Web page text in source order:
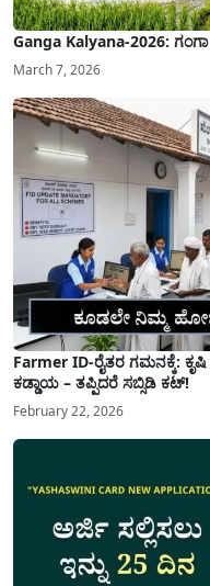
Ganga Kalyana-2026:
March 7, 2026
Farmer ID-ರೈತರ ಗಮನಕ್ಕೆ:
ಕಡ್ಡಾಯ – ತಪ್ಪಿದರೆ ಸಬ್ಸಿಡಿ ಕಟ್!
February 22, 2026